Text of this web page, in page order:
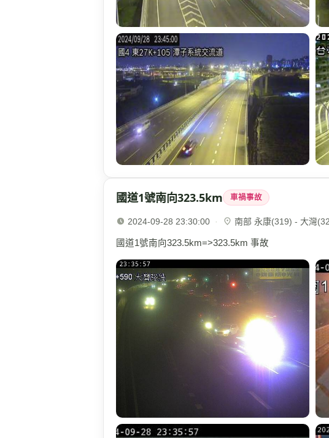
國道1號南向323.5km 車禍事故
2024-09-28 23:30:00 · 南部 永康(319) - 大灣
國道1號南向323.5km=>323.5km 事故